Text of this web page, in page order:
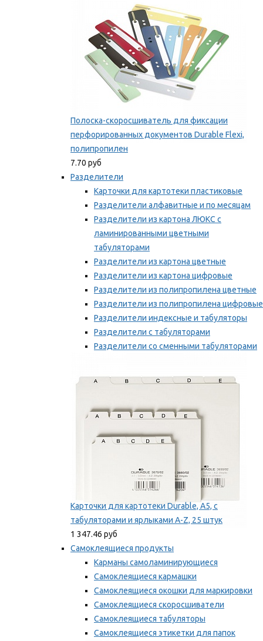
Полоска-скоросшиватель для фиксации
перфорированных документов Durable Flexi,
полипропилен
7.70 руб
Разделители
Карточки для картотеки пластиковые
Разделители алфавитные и по месяцам
Разделители из картона ЛЮКС с
ламинированными цветными
табуляторами
Разделители из картона цветные
Разделители из картона цифровые
Разделители из полипропилена цветные
Разделители из полипропилена цифровые
Разделители индексные и табуляторы
Разделители с табуляторами
Разделители со сменными табуляторами
Карточки для картотеки Durable, A5, с
табуляторами и ярлыками A-Z, 25 штук
1 347.46 руб
Самоклеящиеся продукты
Карманы самоламинирующиеся
Самоклеящиеся кармашки
Самоклеящиеся окошки для маркировки
Самоклеящиеся скоросшиватели
Самоклеящиеся табуляторы
Самоклеящиеся этикетки для папок